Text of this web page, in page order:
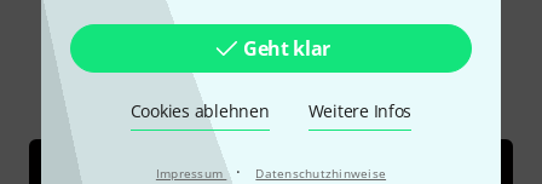
Geht klar
Cookies ablehnen Weitere Infos
Impressum · Datenschutzhinweise
Schon gewusst?
Alle Ratgeber Downloads